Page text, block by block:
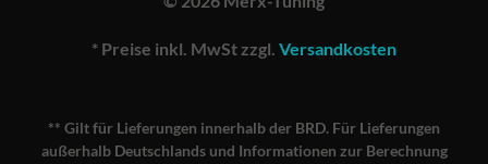
* Preise inkl. MwSt zzgl. Versandkosten
** Gilt für Lieferungen innerhalb der BRD. Für Lieferungen
außerhalb Deutschlands und Informationen zur Berechnung